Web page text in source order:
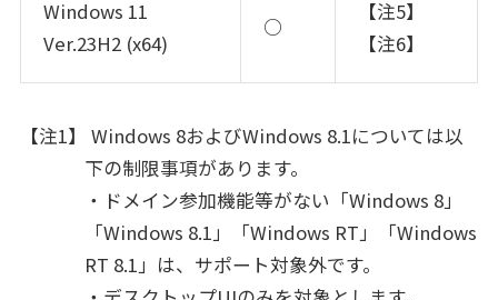
Windows 11
Ver.23H2 (x64)
○
【注5】
【注6】
【注1】 Windows 8およびWindows 8.1については以
下の制限事項があります。
・ドメイン参加機能等がない「Windows 8」
「Windows 8.1」「Windows RT」「Windows
RT 8.1」は、サポート対象外です。